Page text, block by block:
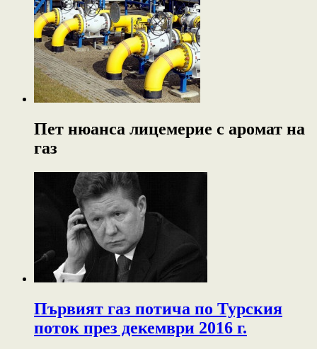
Пет нюанса лицемерие с аромат на
газ
Първият газ потича по Турския
поток през декември 2016 г.